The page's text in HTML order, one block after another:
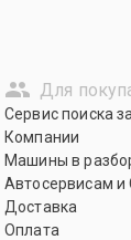
Для
Сервис поиска
Компании
Машины в
Автосервисам и
Доставка
Оплата